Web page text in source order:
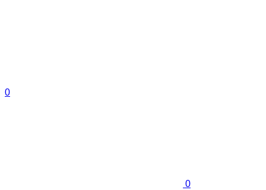
0
0